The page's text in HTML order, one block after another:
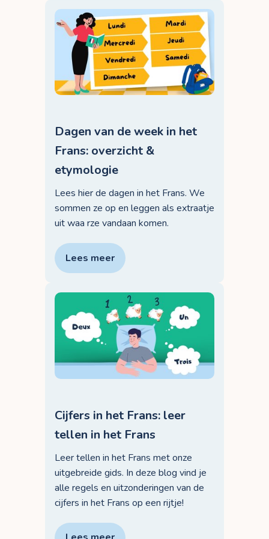
Dagen van de week in het
Frans: overzicht &
etymologie
Lees hier de dagen in het Frans. We
sommen ze op en leggen als extraatje
uit waa rze vandaan komen.
Lees meer
Cijfers in het Frans: leer
tellen in het Frans
Leer tellen in het Frans met onze
uitgebreide gids. In deze blog vind je
alle regels en uitzonderingen van de
cijfers in het Frans op een rijtje!